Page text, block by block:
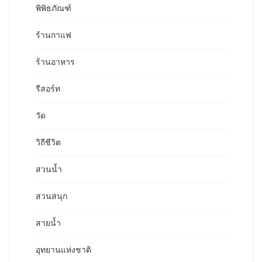
พิพิธภัณฑ์
ร้านกาแฟ
ร้านอาหาร
รีสอร์ท
วัด
วิถีชีวิต
สวนน้ำ
สวนสนุก
สายน้ำ
อุทยานแห่งชาติ